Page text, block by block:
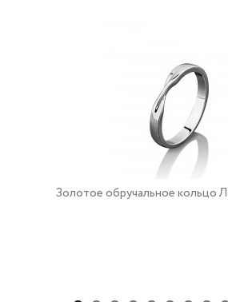
Золотое обручальное кольцо